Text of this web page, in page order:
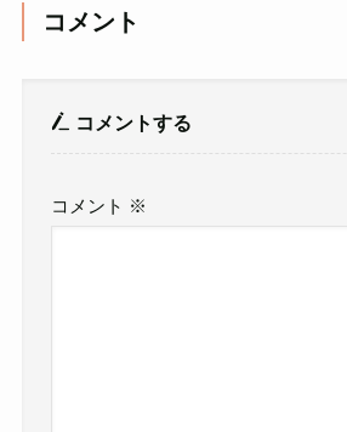
コメント
コメントする
コメント ※